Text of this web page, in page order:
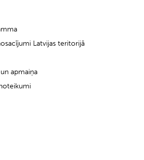
Latvijas teritorijā
apmaiņa